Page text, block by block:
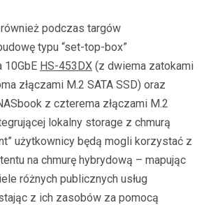
podczas targów
typu “set-top-box”
10GbE HS-453DX (z dwiema zatokami
złączami M.2 SATA SSD) oraz
z czterema złączami M.2
lokalny storage z chmurą
użytkownicy będą mogli korzystać z
na chmurę hybrydową – mapując
różnych publicznych usług
z ich zasobów za pomocą